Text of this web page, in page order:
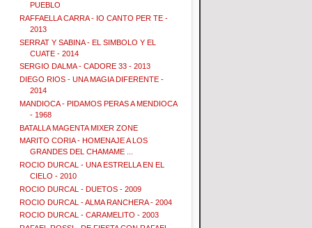
PUEBLO
RAFFAELLA CARRA - IO CANTO PER TE -
2013
SERRAT Y SABINA - EL SIMBOLO Y EL
CUATE - 2014
SERGIO DALMA - CADORE 33 - 2013
DIEGO RIOS - UNA MAGIA DIFERENTE -
2014
MANDIOCA - PIDAMOS PERAS A MENDIOCA
- 1968
BATALLA MAGENTA MIXER ZONE
MARITO CORIA - HOMENAJE A LOS
GRANDES DEL CHAMAME ...
ROCIO DURCAL - UNA ESTRELLA EN EL
CIELO - 2010
ROCIO DURCAL - DUETOS - 2009
ROCIO DURCAL - ALMA RANCHERA - 2004
ROCIO DURCAL - CARAMELITO - 2003